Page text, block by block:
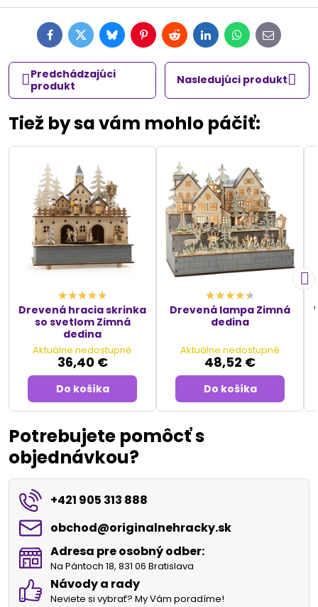
FacebookTwitterBlueskyPinterestRedditLinkedInWhatsApp
E-
mail
Predchádzajúci
produkt
Nasledujúci produkt
Tiež by sa vám mohlo páčiť:
Drevená hracia skrinka
so svetlom Zimná
dedina
Aktuálne nedostupné
36,40 €
Do košíka
Drevená lampa Zimná
dedina
Aktuálne nedostupné
48,52 €
Do košíka
Potrebujete pomôcť s
objednávkou?
+421 905 313 888
obchod​@originalnehracky​.sk
Adresa pre osobný odber:
Na Pántoch 18, 831 06 Bratislava
Návody a rady
Neviete si vybrať? My Vám poradíme!